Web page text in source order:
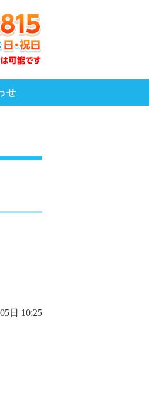
エアコン設置
せ
日 10:25